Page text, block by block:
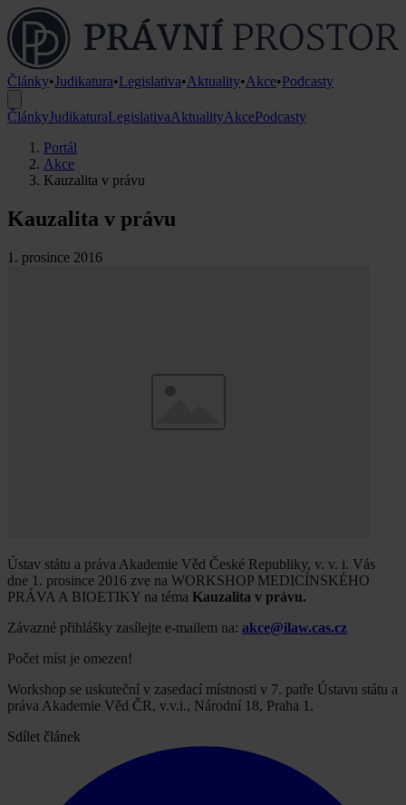
Články•Judikatura•Legislativa•Aktuality•Akce•Podcasty
ČlánkyJudikaturaLegislativaAktualityAkcePodcasty
Portál
Akce
Kauzalita v právu
Kauzalita v právu
1. prosince 2016
Ústav státu a práva Akademie Věd České Republiky, v. v. i. Vás
dne 1. prosince 2016 zve na WORKSHOP MEDICÍNSKÉHO
PRÁVA A BIOETIKY na téma Kauzalita v právu.
Závazné přihlášky zasílejte e-mailem na: akce@ilaw.cas.cz
Počet míst je omezen!
Workshop se uskuteční v zasedací místnosti v 7. patře Ústavu státu a
práva Akademie Věd ČR, v.v.i., Národní 18, Praha 1.
Sdílet článek